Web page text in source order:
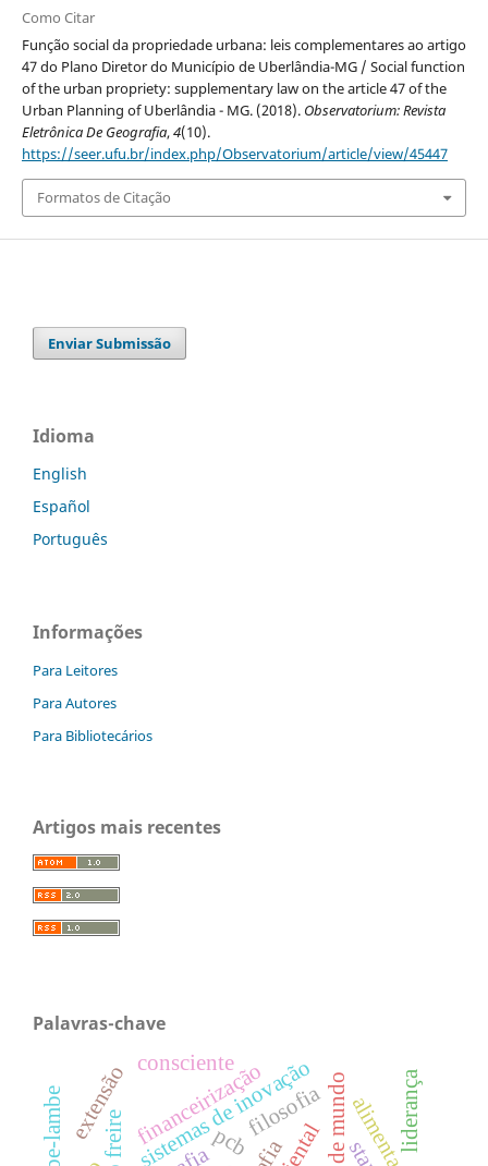
Como Citar
Função social da propriedade urbana: leis complementares ao artigo
47 do Plano Diretor do Município de Uberlândia-MG / Social function
of the urban propriety: supplementary law on the article 47 of the
Urban Planning of Uberlândia - MG. (2018). Observatorium: Revista
Eletrônica De Geografia,4(10).
https://seer.ufu.br/index.php/Observatorium/article/view/45447
Formatos de Citação
Enviar Submissão
Idioma
English
Español
Português
Informações
Para Leitores
Para Autores
Para Bibliotecários
Artigos mais recentes
Palavras-chave
sistemas de inovação
financeirização
extensão pcb liderança
consciente
filosofia